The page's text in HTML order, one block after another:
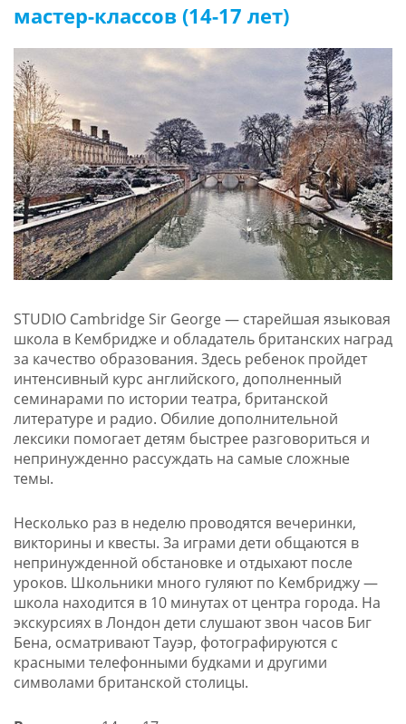
мастер-классов (14-17 лет)
STUDIO Cambridge Sir George — старейшая языковая
школа в Кембридже и обладатель британских наград
за качество образования. Здесь ребенок пройдет
интенсивный курс английского, дополненный
семинарами по истории театра, британской
литературе и радио. Обилие дополнительной
лексики помогает детям быстрее разговориться и
непринужденно рассуждать на самые сложные
темы.
Несколько раз в неделю проводятся вечеринки,
викторины и квесты. За играми дети общаются в
непринужденной обстановке и отдыхают после
уроков. Школьники много гуляют по Кембриджу —
школа находится в 10 минутах от центра города. На
экскурсиях в Лондон дети слушают звон часов Биг
Бена, осматривают Тауэр, фотографируются с
красными телефонными будками и другими
символами британской столицы.